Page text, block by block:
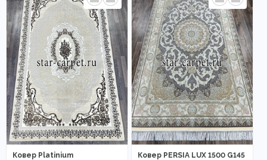
Ковер Platinium
Ковер PERSIA LUX 1500 G145